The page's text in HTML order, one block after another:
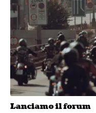
Lanciamo il forum